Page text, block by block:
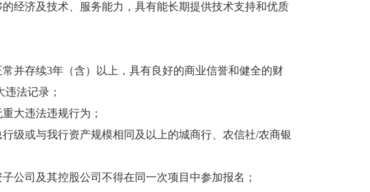
经济及技术、服务能力，具有能长期提供技术支持和优质
并存续3年（含）以上，具有良好的商业信誉和健全的财
法记录；
大违法违规行为；
级或与我行资产规模相同及以上的城商行、农信社/农商银
公司及其控股公司不得在同一次项目中参加报名；